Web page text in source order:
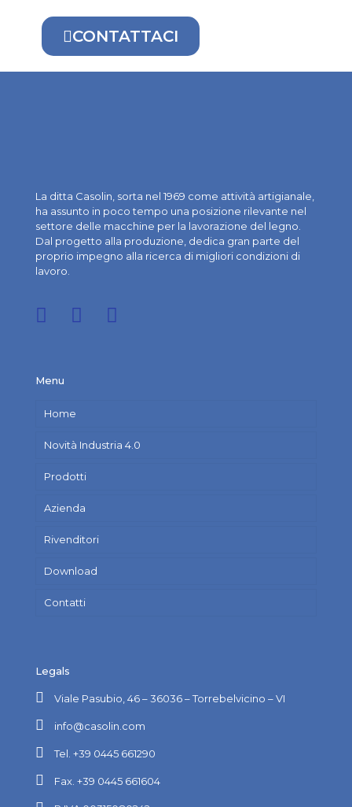
CONTATTACI
La ditta Casolin, sorta nel 1969 come attività artigianale,
ha assunto in poco tempo una posizione rilevante nel
settore delle macchine per la lavorazione del legno.
Dal progetto alla produzione, dedica gran parte del
proprio impegno alla ricerca di migliori condizioni di
lavoro.
Menu
Home
Novità Industria 4.0
Prodotti
Azienda
Rivenditori
Download
Contatti
Legals
Viale Pasubio, 46 – 36036 – Torrebelvicino – VI
info@casolin.com
Tel. +39 0445 661290
Fax. +39 0445 661604